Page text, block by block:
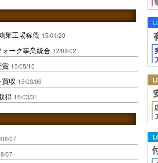
巣工場稼働 15/01/20
ーク事業統合 12/08/02
賞 15/05/15
収 15/03/06
得 16/03/31
07
07